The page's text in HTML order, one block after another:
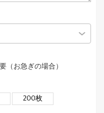
（お急ぎの場合）
200枚